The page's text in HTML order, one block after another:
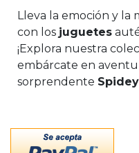
Lleva la emoción y la
con los juguetes
¡Explora nuestra
embárcate en
sorprendente Spidey